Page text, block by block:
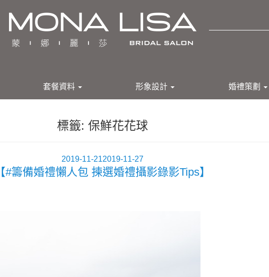
套餐資料 形象設計 婚禮策劃
標籤: 保鮮花花球
發
佈
2019-11-212019-11-27
【#籌備婚禮懶人包 揀選婚禮攝影錄影Tips】